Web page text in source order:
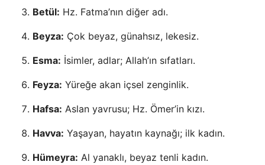
Betül: Hz. Fatma’nın diğer adı.
Beyza: Çok beyaz, günahsız, lekesiz.
Esma: İsimler, adlar; Allah’ın sıfatları.
Feyza: Yüreğe akan içsel zenginlik.
Hafsa: Aslan yavrusu; Hz. Ömer’in kızı.
Havva: Yaşayan, hayatın kaynağı; ilk kadın.
Hümeyra: Al yanaklı, beyaz tenli kadın.